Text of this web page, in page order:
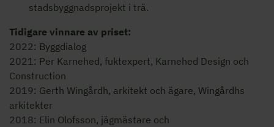
stadsbyggnadsprojekt i trä.
Tidigare vinnare av priset:
2022: Byggdialog
2021: Per Karnehed, fuktexpert, Karnehed Design och
Construction
2019: Gerth Wingårdh, arkitekt och ägare, Wingårdhs
arkitekter
2018: Elin Olofsson, jägmästare och